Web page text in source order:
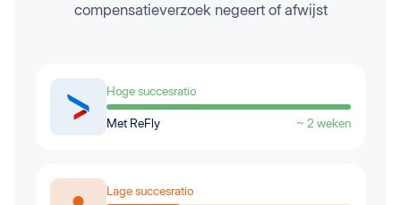
compensatieverzoek negeert of afwijst
Hoge succesratio
Met ReFly ~ 2 weken
Lage succesratio